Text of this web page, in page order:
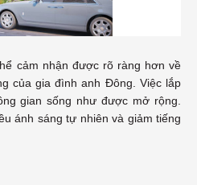
cảm nhận được rõ ràng hơn về
của gia đình anh Đông. Việc lắp
gian sống như được mở rộng.
ánh sáng tự nhiên và giảm tiếng